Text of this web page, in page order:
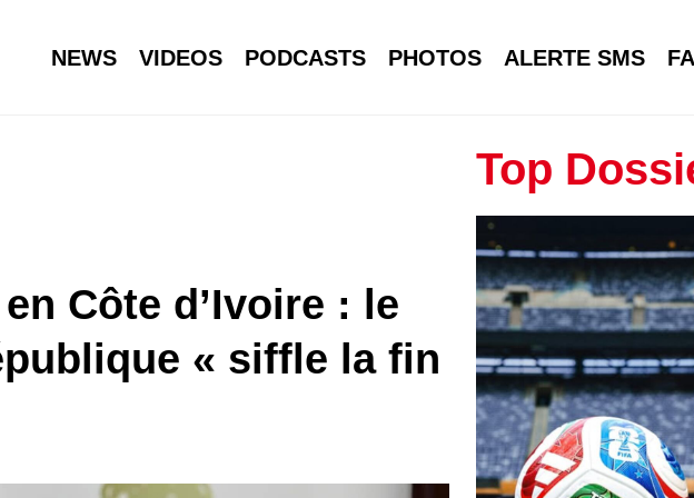
NEWS VIDEOS PODCASTS PHOTOS ALERTE SMS
Côte d’Ivoire : le
« siffle la fin
Top